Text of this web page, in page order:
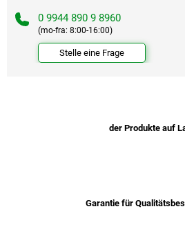
0 9944 890 9 8960
(mo-fra: 8:00-16:00)
Stelle eine Frage
der Produkte auf
Garantie für